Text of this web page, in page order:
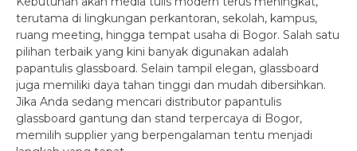
terutama di lingkungan perkantoran, sekolah, kampus,
ruang meeting, hingga tempat usaha di Bogor. Salah satu
pilihan terbaik yang kini banyak digunakan adalah
papantulis glassboard. Selain tampil elegan, glassboard
juga memiliki daya tahan tinggi dan mudah dibersihkan.
Jika Anda sedang mencari distributor papantulis
glassboard gantung dan stand terpercaya di Bogor,
memilih supplier yang berpengalaman tentu menjadi